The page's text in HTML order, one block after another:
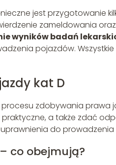
jest przygotowanie
zameldowania
wyników badań
pojazdów.
kat D
zdobywania prawa
a także zdać
do
co obejmują?